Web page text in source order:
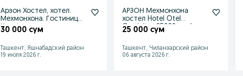
Арзон Хостел, хотел.
Мехмонхона. Гостиница.
Кунлик ижара.
30 000 сум
Ташкент, Яшнабадский район
19 июля 2026 г.
АРЗОН Мехмонхона
хостел Hotel Otel
25 000 сум
Ташкент, Чиланзарский район
06 августа 2026 г.